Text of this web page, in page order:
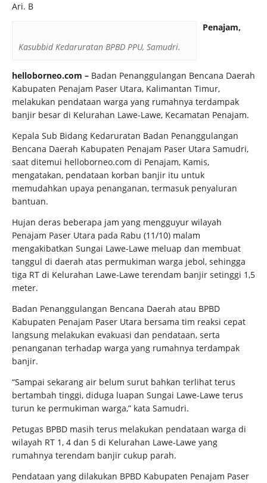
Ari. B
Kasubbid Kedaruratan BPBD PPU, Samudri.
Penajam,
helloborneo.com – Badan Penanggulangan Bencana Daerah
Kabupaten Penajam Paser Utara, Kalimantan Timur,
melakukan pendataan warga yang rumahnya terdampak
banjir besar di Kelurahan Lawe-Lawe, Kecamatan Penajam.
Kepala Sub Bidang Kedaruratan Badan Penanggulangan
Bencana Daerah Kabupaten Penajam Paser Utara Samudri,
saat ditemui helloborneo.com di Penajam, Kamis,
mengatakan, pendataan korban banjir itu untuk
memudahkan upaya penanganan, termasuk penyaluran
bantuan.
Hujan deras beberapa jam yang mengguyur wilayah
Penajam Paser Utara pada Rabu (11/10) malam
mengakibatkan Sungai Lawe-Lawe meluap dan membuat
tanggul di daerah atas permukiman warga jebol, sehingga
tiga RT di Kelurahan Lawe-Lawe terendam banjir setinggi 1,5
meter.
Badan Penanggulangan Bencana Daerah atau BPBD
Kabupaten Penajam Paser Utara bersama tim reaksi cepat
langsung melakukan evakuasi dan pendataan, serta
penanganan terhadap warga yang rumahnya terdampak
banjir.
“Sampai sekarang air belum surut bahkan terlihat terus
bertambah tinggi, diduga luapan Sungai Lawe-Lawe terus
turun ke permukiman warga,” kata Samudri.
Petugas BPBD masih terus melakukan pendataan warga di
wilayah RT 1, 4 dan 5 di Kelurahan Lawe-Lawe yang
rumahnya terendam banjir cukup parah.
Pendataan yang dilakukan BPBD Kabupaten Penajam Paser